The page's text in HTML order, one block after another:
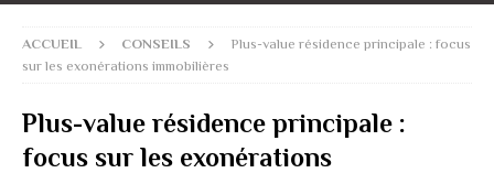
ACCUEIL CONSEILS
Plus-value résidence principale : focus
sur les exonérations immobilières
Plus-value résidence principale :
focus sur les exonérations